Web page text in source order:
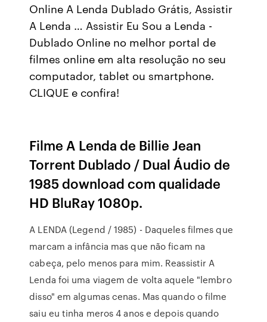
Online A Lenda Dublado Grátis, Assistir
A Lenda … Assistir Eu Sou a Lenda -
Dublado Online no melhor portal de
filmes online em alta resolução no seu
computador, tablet ou smartphone.
CLIQUE e confira!
Filme A Lenda de Billie Jean
Torrent Dublado / Dual Áudio de
1985 download com qualidade
HD BluRay 1080p.
A LENDA (Legend / 1985) - Daqueles filmes que
marcam a infância mas que não ficam na
cabeça, pelo menos para mim. Reassistir A
Lenda foi uma viagem de volta aquele "lembro
disso" em algumas cenas. Mas quando o filme
saiu eu tinha meros 4 anos e depois quando